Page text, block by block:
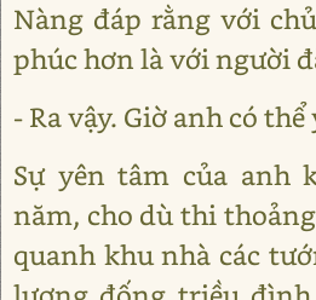
Nàng đáp rằng với
phúc hơn là với người
- Ra vậy. Giờ anh có
Sự yên tâm của anh
năm, cho dù thi
quanh khu nhà các